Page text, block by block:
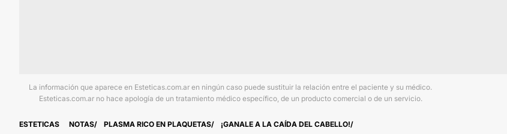
La información que aparece en Esteticas.com.ar en ningún caso puede sustituir la relación entre el paciente y su médico.
Esteticas.com.ar no hace apología de un tratamiento médico específico, de un producto comercial o de un servicio.
ESTETICAS NOTAS PLASMA RICO EN PLAQUETAS ¡GANALE A LA CAÍDA DEL CABELLO!